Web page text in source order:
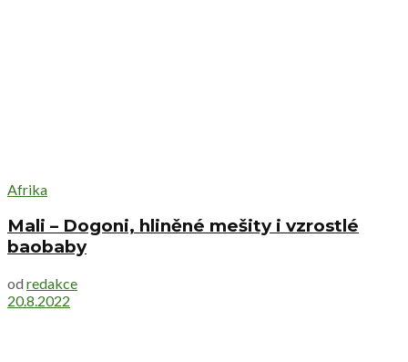
Afrika
Mali – Dogoni, hliněné mešity i vzrostlé
baobaby
od redakce
20.8.2022